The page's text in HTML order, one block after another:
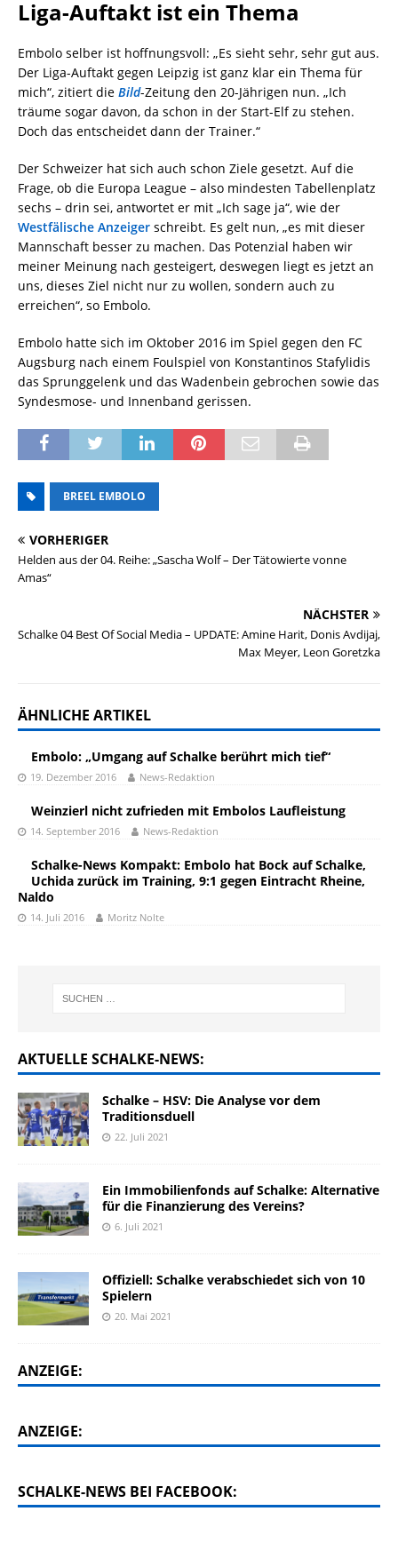
Liga-Auftakt ist ein Thema
Embolo selber ist hoffnungsvoll: „Es sieht sehr, sehr gut aus.
Der Liga-Auftakt gegen Leipzig ist ganz klar ein Thema für
mich“, zitiert die Bild-Zeitung den 20-Jährigen nun. „Ich
träume sogar davon, da schon in der Start-Elf zu stehen.
Doch das entscheidet dann der Trainer.“
Der Schweizer hat sich auch schon Ziele gesetzt. Auf die
Frage, ob die Europa League – also mindesten Tabellenplatz
sechs – drin sei, antwortet er mit „Ich sage ja“, wie der
Westfälische Anzeiger schreibt. Es gelt nun, „es mit dieser
Mannschaft besser zu machen. Das Potenzial haben wir
meiner Meinung nach gesteigert, deswegen liegt es jetzt an
uns, dieses Ziel nicht nur zu wollen, sondern auch zu
erreichen“, so Embolo.
Embolo hatte sich im Oktober 2016 im Spiel gegen den FC
Augsburg nach einem Foulspiel von Konstantinos Stafylidis
das Sprunggelenk und das Wadenbein gebrochen sowie das
Syndesmose- und Innenband gerissen.
BREEL EMBOLO
VORHERIGER
Helden aus der 04. Reihe: „Sascha Wolf – Der Tätowierte vonne
Amas“
NÄCHSTER
Schalke 04 Best Of Social Media – UPDATE: Amine Harit, Donis Avdijaj,
Max Meyer, Leon Goretzka
ÄHNLICHE ARTIKEL
Embolo: „Umgang auf Schalke berührt mich tief“
19. Dezember 2016 News-Redaktion
Weinzierl nicht zufrieden mit Embolos Laufleistung
14. September 2016 News-Redaktion
Schalke-News Kompakt: Embolo hat Bock auf Schalke,
Uchida zurück im Training, 9:1 gegen Eintracht Rheine,
Naldo
14. Juli 2016 Moritz Nolte
AKTUELLE SCHALKE-NEWS:
Schalke – HSV: Die Analyse vor dem
Traditionsduell
22. Juli 2021
Ein Immobilienfonds auf Schalke: Alternative
für die Finanzierung des Vereins?
6. Juli 2021
Offiziell: Schalke verabschiedet sich von 10
Spielern
20. Mai 2021
ANZEIGE:
ANZEIGE:
SCHALKE-NEWS BEI FACEBOOK: